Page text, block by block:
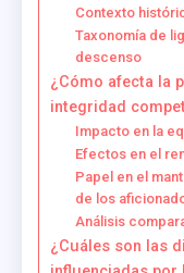
Contexto
Taxonomía de
descenso
¿Cómo afecta la
integridad
Impacto en la
Efectos en el
Papel en el
de los
Análisis
¿Cuáles son las